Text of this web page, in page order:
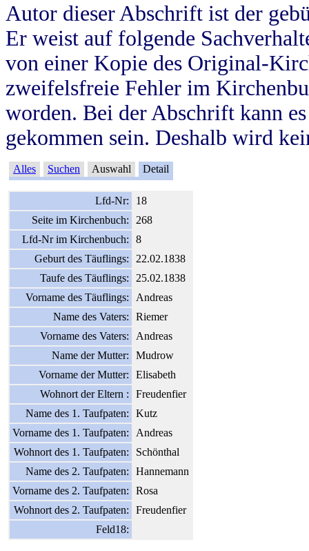
Autor dieser Abschrift ist der
Er weist auf folgende
von einer Kopie des Original-
zweifelsfreie Fehler im
worden. Bei der Abschrift kann
gekommen sein. Deshalb wird
Alles Suchen Auswahl Detail
Lfd-Nr:
18
Seite im Kirchenbuch:
268
Lfd-Nr im Kirchenbuch:
8
Geburt des Täuflings:
22.02.1838
Taufe des Täuflings:
25.02.1838
Vorname des Täuflings:
Andreas
Name des Vaters:
Riemer
Vorname des Vaters:
Andreas
Name der Mutter:
Mudrow
Vorname der Mutter:
Elisabeth
Wohnort der Eltern :
Freudenfier
Name des 1. Taufpaten:
Kutz
Vorname des 1. Taufpaten:
Andreas
Wohnort des 1. Taufpaten:
Schönthal
Name des 2. Taufpaten:
Hannemann
Vorname des 2. Taufpaten:
Rosa
Wohnort des 2. Taufpaten:
Freudenfier
Feld18: